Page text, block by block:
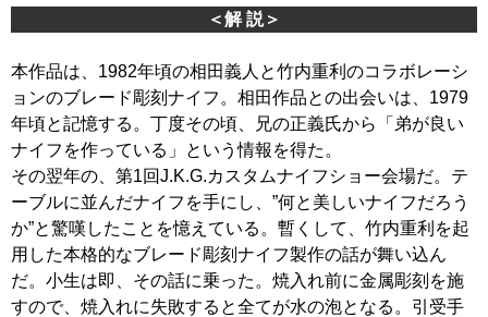
＜解 説＞
本作品は、1982年頃の相田義人と竹内重利のコラボレーシ
ョンのブレード彫刻ナイフ。相田作品との出会いは、1979
年頃と記憶する。丁度その頃、兄の正義氏から「弟が良い
ナイフを作っている」という情報を得た。
その翌年の、第1回J.K.G.カスタムナイフショー会場だ。テ
ーブルに並んだナイフを手にし、”何と美しいナイフだろう
か”と驚嘆したことを憶えている。暫くして、竹内重利を起
用した本格的なブレード彫刻ナイフ製作の話が舞い込ん
だ。小生は即、その話に乗った。焼入れ前に金属彫刻を施
すので、焼入れに失敗すると全てが水の泡となる。引受手